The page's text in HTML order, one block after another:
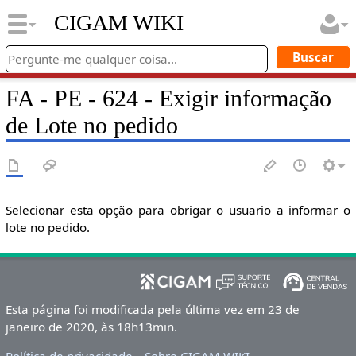
CIGAM WIKI
FA - PE - 624 - Exigir informação
de Lote no pedido
Selecionar esta opção para obrigar o usuario a informar o
lote no pedido.
Esta página foi modificada pela última vez em 23 de
janeiro de 2020, às 18h13min.